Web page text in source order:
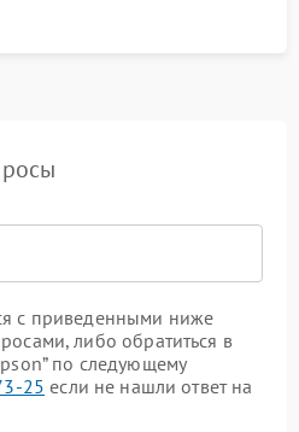
с приведенными ниже
либо обратиться в
по следующему
25 если не нашли ответ на